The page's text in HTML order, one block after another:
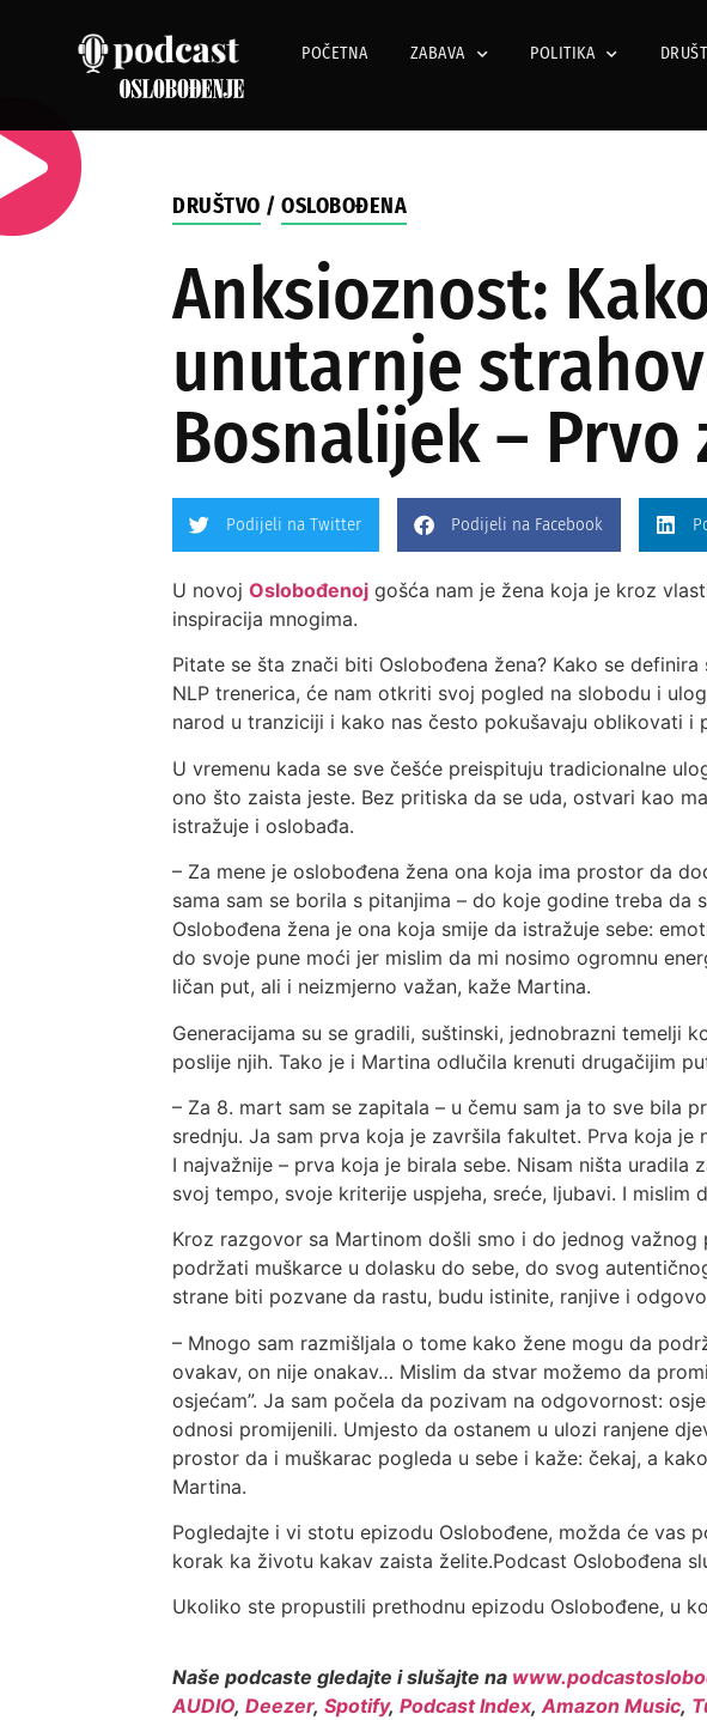
POČETNA ZABAVA POLITIKA
DRUŠTVO /OSLOBOĐENA
Anksioznost:
unutarnje
Bosnalijek – Prvo
Podijeli na Twitter Podijeli na Facebook
U novojOslobođenoj gošća nam je žena koja je kroz
inspiracija mnogima.
Pitate se šta znači biti Oslobođena žena? Kako se
NLP trenerica, će nam otkriti svoj pogled na slobodu i
narod u tranziciji i kako nas često pokušavaju oblikovati i
U vremenu kada se sve češće preispituju tradicionalne
ono što zaista jeste. Bez pritiska da se uda, ostvari kao
istražuje i oslobađa.
– Za mene je oslobođena žena ona koja ima prostor da
sama sam se borila s pitanjima – do koje godine treba
Oslobođena žena je ona koja smije da istražuje sebe:
do svoje pune moći jer mislim da mi nosimo ogromnu
ličan put, ali i neizmjerno važan, kaže Martina.
Generacijama su se gradili, suštinski, jednobrazni temelji
poslije njih. Tako je i Martina odlučila krenuti drugačijim
– Za 8. mart sam se zapitala – u čemu sam ja to sve bila
srednju. Ja sam prva koja je završila fakultet. Prva koja
I najvažnije – prva koja je birala sebe. Nisam ništa uradila
svoj tempo, svoje kriterije uspjeha, sreće, ljubavi. I
Kroz razgovor sa Martinom došli smo i do jednog
podržati muškarce u dolasku do sebe, do svog
strane biti pozvane da rastu, budu istinite, ranjive i
– Mnogo sam razmišljala o tome kako žene mogu da
ovakav, on nije onakav… Mislim da stvar možemo da
osjećam”. Ja sam počela da pozivam na odgovornost:
odnosi promijenili. Umjesto da ostanem u ulozi ranjene
prostor da i muškarac pogleda u sebe i kaže: čekaj, a
Martina.
Pogledajte i vi stotu epizodu Oslobođene, možda će vas
korak ka životu kakav zaista želite.Podcast Oslobođena
Ukoliko ste propustili prethodnu epizodu Oslobođene, u
Naše podcaste gledajte i slušajte na
AUDIO,Deezer,Spotify,Podcast Index,Amazon Music,